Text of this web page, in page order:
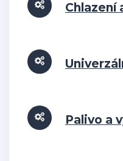
Chlazení
Palivo a